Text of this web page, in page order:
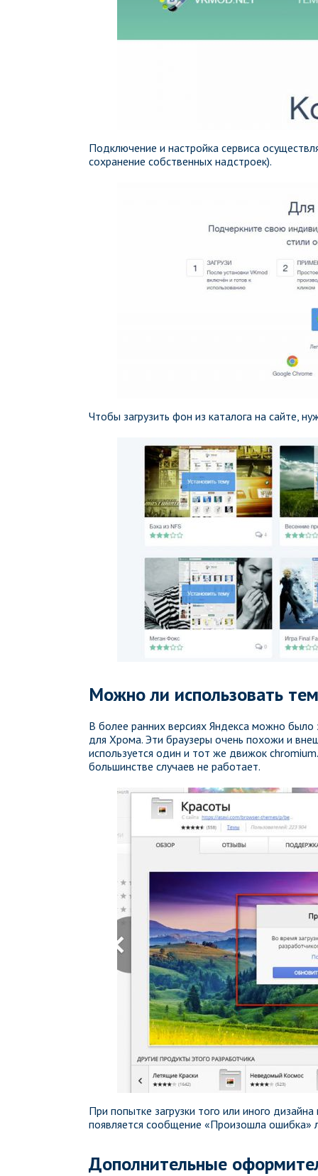
Подключение и настройка сервиса
сохранение собственных надстроек).
Чтобы загрузить фон из каталога на сайте,
Можно ли использовать
В более ранних версиях Яндекса можно было
для Хрома. Эти браузеры очень похожи и
используется один и тот же движок
большинстве случаев не работает.
При попытке загрузки того или иного
появляется сообщение «Произошла
Дополнительные